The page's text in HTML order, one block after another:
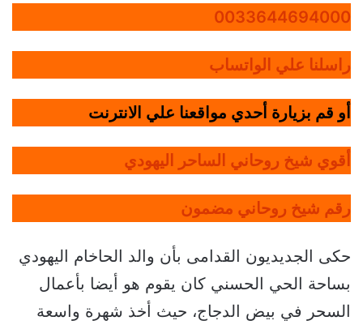
0033644694000
راسلنا علي الواتساب
أو قم بزيارة أحدي مواقعنا علي الانترنت
أقوي شيخ روحاني الساحر اليهودي
رقم شيخ روحاني مضمون
حكى الجديديون القدامى بأن والد الحاخام اليهودي
بساحة الحي الحسني كان يقوم هو أيضا بأعمال
السحر في بيض الدجاج، حيث أخذ شهرة واسعة